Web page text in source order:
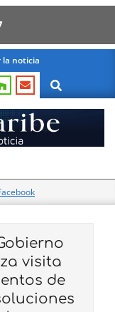
la noticia
Search
visita
de